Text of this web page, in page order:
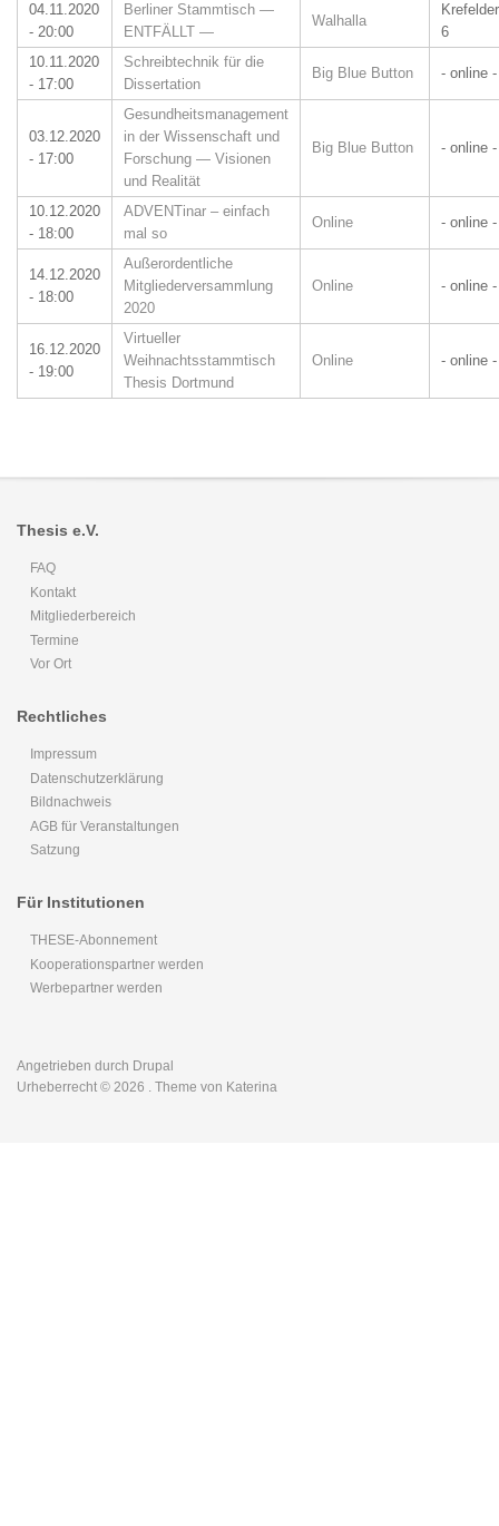
04.11.2020
- 20:00
Berliner Stammtisch —
ENTFÄLLT —
Walhalla
6
10.11.2020
- 17:00
Schreibtechnik für die
Dissertation
Big Blue Button - online -
03.12.2020
- 17:00
Gesundheitsmanagement
in der Wissenschaft und
Forschung — Visionen
und Realität
Big Blue Button - online -
10.12.2020
- 18:00
ADVENTinar – einfach
mal so
Online - online -
14.12.2020
- 18:00
Außerordentliche
Mitgliederversammlung
2020
Online - online -
16.12.2020
- 19:00
Virtueller
Weihnachtsstammtisch
Thesis Dortmund
Online - online -
Thesis e.V.
FAQ
Kontakt
Mitgliederbereich
Termine
Vor Ort
Rechtliches
Impressum
Datenschutzerklärung
Bildnachweis
AGB für Veranstaltungen
Satzung
Für Institutionen
THESE-Abonnement
Kooperationspartner werden
Werbepartner werden
Angetrieben durch Drupal
Urheberrecht © 2026 . Theme von Katerina